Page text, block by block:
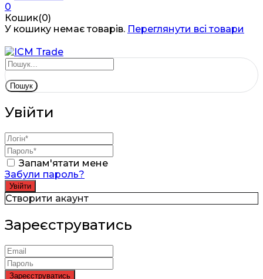
0
Кошик(0)
У кошику немає товарів. Переглянути всі товари
Пошук
Увійти
Запам'ятати мене
Забули пароль?
Створити акаунт
Зареєструватись